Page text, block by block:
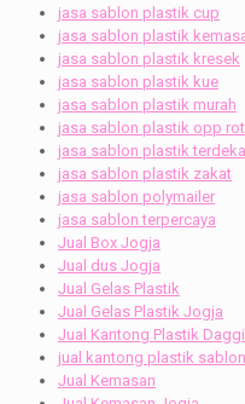
jasa sablon plastik cup
jasa sablon plastik
jasa sablon plastik kresek
jasa sablon plastik kue
jasa sablon plastik murah
jasa sablon plastik opp
jasa sablon plastik
jasa sablon plastik zakat
jasa sablon polymailer
jasa sablon terpercaya
Jual Box Jogja
Jual dus Jogja
Jual Gelas Plastik
Jual Gelas Plastik Jogja
Jual Kantong Plastik
jual kantong plastik sablon
Jual Kemasan